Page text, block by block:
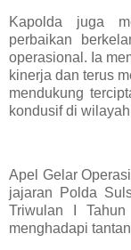
Kapolda juga
perbaikan
operasional. Ia
kinerja dan terus
mendukung
kondusif di
Apel Gelar
jajaran Polda
Triwulan I
menghadapi